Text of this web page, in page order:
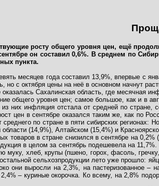
росту общего уровня цен, ещё
он составил 0,6%. В среднем по
пункта.
месяцев года составил 13,9%, впервые с
но с октября цены на неё в основном начнут
Сахалинская область, где месячная
общего уровня цен; самое большое, как и в
них инфляция отстала от средней по стране,
цен в сентябре оказался таким же, как по
среднего по стране в пяти сибирских
(14,9%), Алтайском (15,4%) и
товаров в стране снизился в сентябре на
в целом за сентябрь подешевела на
муку, хлеб, крупы (пшено, горох, фасоль,
сельхозпродукции лето уже прошло:
они выросли на 2,3%, на пастеризованное
– куриные окорочка. Ко всему, на 2,8%